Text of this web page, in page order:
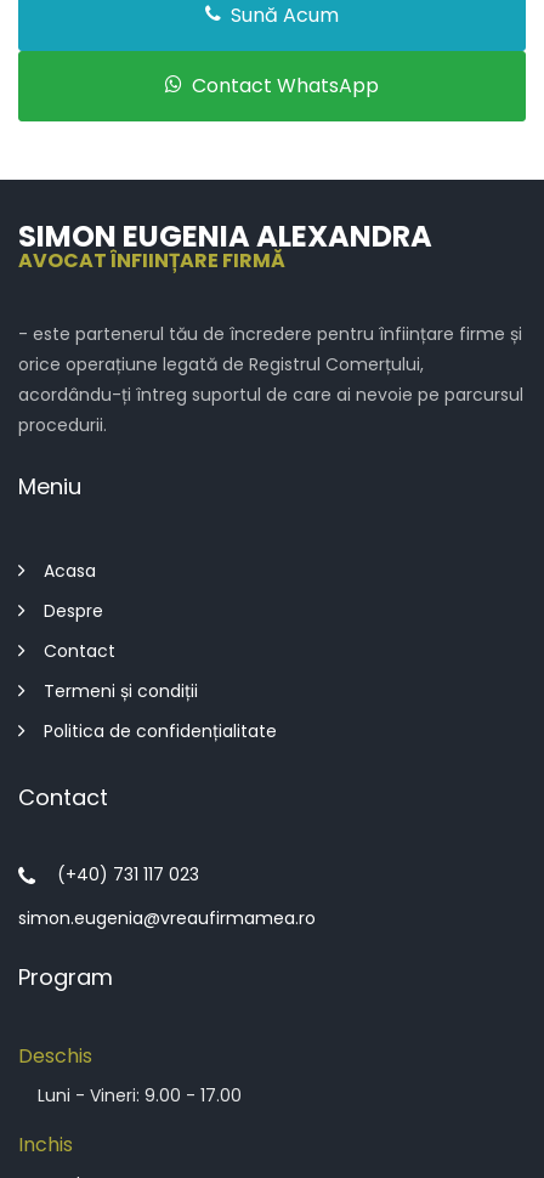
Sună Acum
Contact WhatsApp
SIMON EUGENIA ALEXANDRA
AVOCAT ÎNFIINȚARE FIRMĂ
- este partenerul tău de încredere pentru înființare firme și
orice operațiune legată de Registrul Comerțului,
acordându-ți întreg suportul de care ai nevoie pe parcursul
procedurii.
Meniu
Acasa
Despre
Contact
Termeni și condiții
Politica de confidențialitate
Contact
(+40) 731 117 023
simon.eugenia@vreaufirmamea.ro
Program
Deschis
Luni - Vineri: 9.00 - 17.00
Inchis